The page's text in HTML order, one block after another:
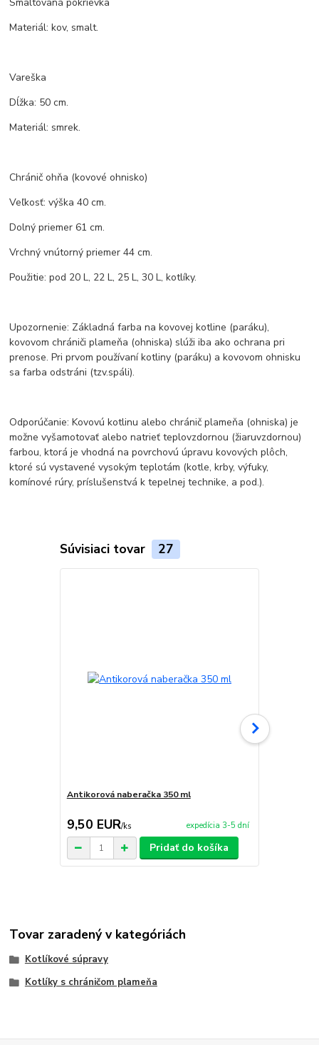
Materiál: kov, smalt.
Vareška
Dĺžka: 50 cm.
Materiál: smrek.
Chránič ohňa (kovové ohnisko)
Veľkosť: výška 40 cm.
Dolný priemer 61 cm.
Vrchný vnútorný priemer 44 cm.
Použitie: pod 20 L, 22 L, 25 L, 30 L, kotlíky.
Upozornenie: Základná farba na kovovej kotline (paráku),
kovovom chrániči plameňa (ohniska) slúži iba ako ochrana pri
prenose. Pri prvom používaní kotliny (paráku) a kovovom ohnisku
sa farba odstráni (tzv.spáli).
Odporúčanie: Kovovú kotlinu alebo chránič plameňa (ohniska) je
možne vyšamotovať alebo natrieť teplovzdornou (žiaruvzdornou)
farbou, ktorá je vhodná na povrchovú úpravu kovových plôch,
ktoré sú vystavené vysokým teplotám (kotle, krby, výfuky,
komínové rúry, príslušenstvá k tepelnej technike, a pod.).
Súvisiaci tovar 27
Antikorová naberačka 350 ml
9,50 EUR/ks expedícia 3-5 dní
Pridať do košíka
Tovar zaradený v kategóriách
Kotlíkové súpravy
Kotlíky s chráničom plameňa